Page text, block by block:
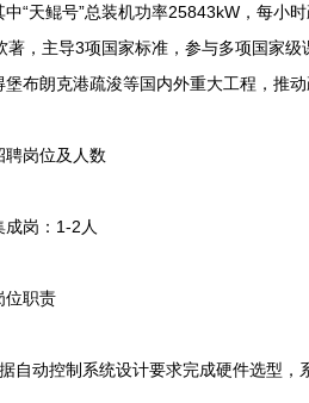
中“天鲲号”总装机功率25843kW，每小
著，主导3项国家标准，参与多项国家
堡布朗克港疏浚等国内外重大工程，推
岗位及人数
岗：1-2人
职责
动控制系统设计要求完成硬件选型，